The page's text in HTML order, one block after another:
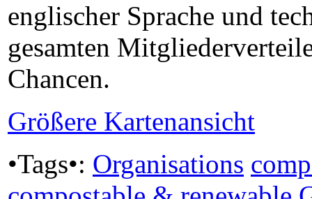
englischer Sprache und
gesamten
Chancen.
Größere Kartenansicht
•Tags•: Organisations